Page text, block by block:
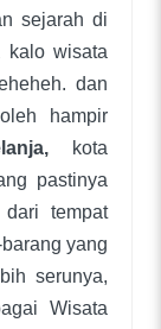
sejarah di
kalo wisata
dan
hampir
kota
pastinya
tempat
yang
serunya,
Wisata